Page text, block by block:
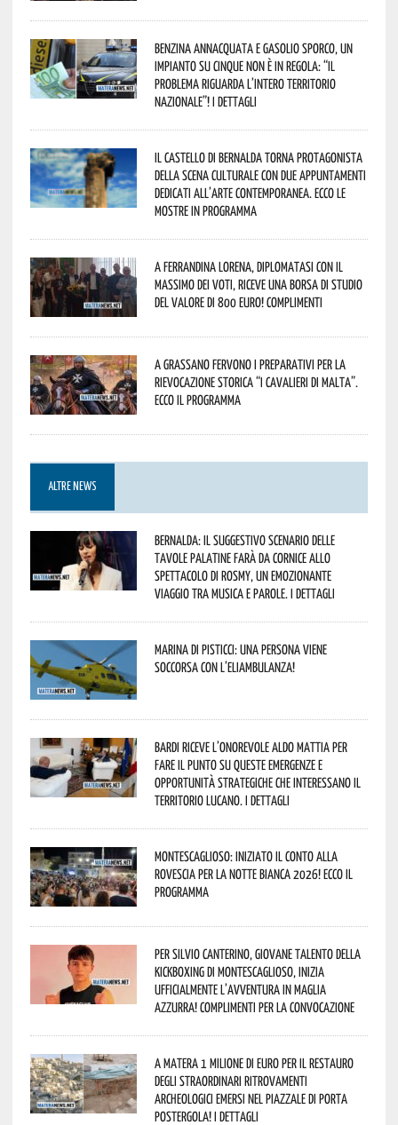
Benzina annacquata e gasolio sporco, un
impianto su cinque non è in regola: “il
problema riguarda l’intero territorio
Nazionale”! I dettagli
Il Castello di Bernalda torna protagonista
della scena culturale con due appuntamenti
dedicati all’arte contemporanea. Ecco le
mostre in programma
A Ferrandina Lorena, diplomatasi con il
massimo dei voti, riceve una borsa di studio
del valore di 800 euro! Complimenti
A Grassano fervono i preparativi per la
Rievocazione Storica “I CAVALIERI DI MALTA”.
Ecco il programma
ALTRE NEWS
Bernalda: il suggestivo scenario delle
Tavole Palatine farà da cornice allo
spettacolo di Rosmy, un emozionante
viaggio tra musica e parole. I dettagli
Marina di Pisticci: una persona viene
soccorsa con l’eliambulanza!
Bardi riceve l’onorevole Aldo Mattia per
fare il punto su queste emergenze e
opportunità strategiche che interessano il
territorio lucano. I dettagli
Montescaglioso: iniziato il conto alla
rovescia per la Notte Bianca 2026! Ecco il
programma
Per Silvio Canterino, giovane talento della
kickboxing di Montescaglioso, inizia
ufficialmente l’avventura in maglia
azzurra! Complimenti per la convocazione
A Matera 1 milione di euro per il restauro
degli straordinari ritrovamenti
archeologici emersi nel piazzale di Porta
Postergola! I dettagli